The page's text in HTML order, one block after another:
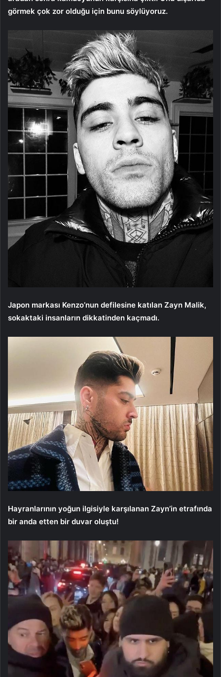
görmek çok zor olduğu için bunu söylüyoruz.
Japon markası Kenzo’nun defilesine katılan Zayn Malik,
sokaktaki insanların dikkatinden kaçmadı.
Hayranlarının yoğun ilgisiyle karşılanan Zayn’in etrafında
bir anda etten bir duvar oluştu!